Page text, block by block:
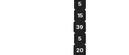
5
15
39
5
20